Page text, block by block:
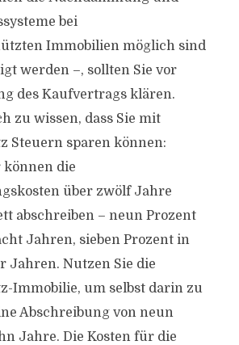
bei
Immobilien möglich sind
werden –, sollten Sie vor
des Kaufvertrags klären.
zu wissen, dass Sie mit
Steuern sparen können:
die
über zwölf Jahre
abschreiben – neun Prozent
Jahren, sieben Prozent in
Jahren. Nutzen Sie die
Immobilie, um selbst darin zu
Abschreibung von neun
Jahre. Die Kosten für die